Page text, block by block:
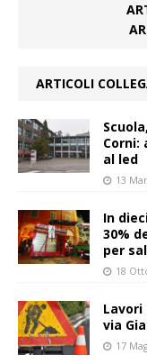
ARTICOLI
al led
13
In
30%
per
18
via
17